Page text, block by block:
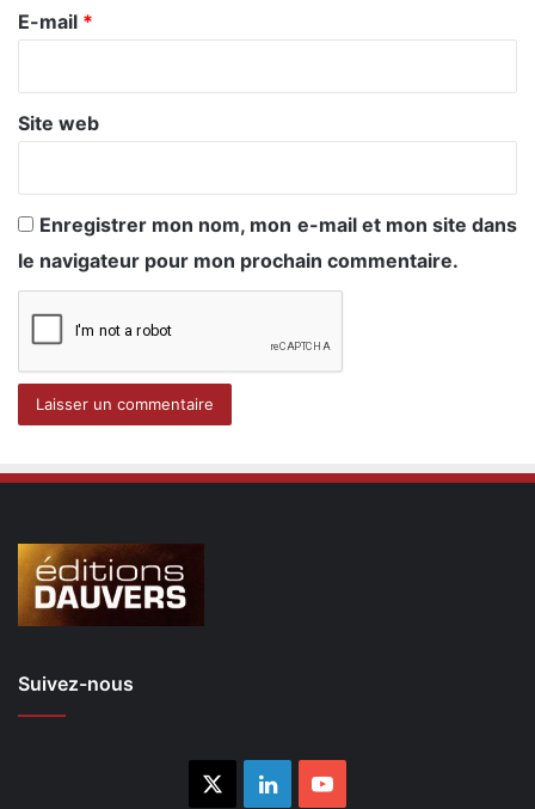
e
E-mail *
Site web
Enregistrer mon nom, mon e-mail et mon site dans
le navigateur pour mon prochain commentaire.
Suivez-nous
LinkedinYouTube